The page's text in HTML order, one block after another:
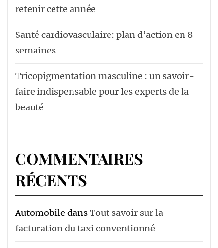
retenir cette année
Santé cardiovasculaire: plan d’action en 8
semaines
Tricopigmentation masculine : un savoir-
faire indispensable pour les experts de la
beauté
COMMENTAIRES
RÉCENTS
Automobile dansTout savoir sur la
facturation du taxi conventionné